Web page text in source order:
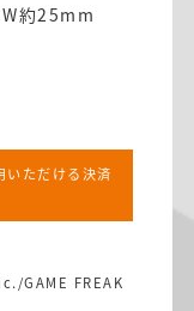
約25mm
いただける決済
GAME FREAK